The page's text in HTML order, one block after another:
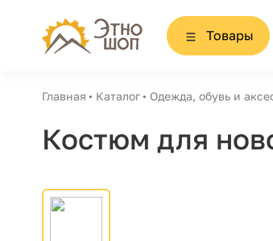
Товары
Главная Каталог Одежда, обувь и
Костюм для